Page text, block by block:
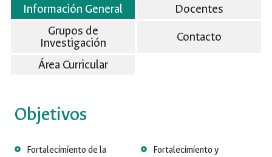
Información General
Docentes
Grupos de
Investigación
Contacto
Área Curricular
Objetivos
Fortalecimiento de la
Fortalecimiento y